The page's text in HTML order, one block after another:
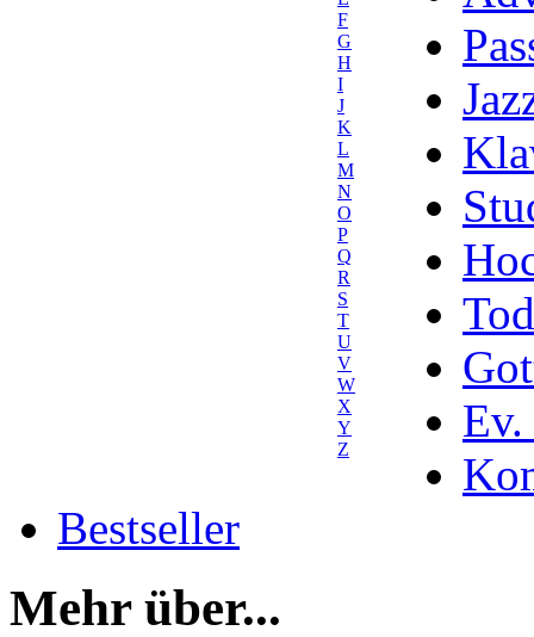
F
G
H
I
J
K
L
M
N
O
P
Q
R
S
T
U
V
W
X
Y
Z
Ev.
Bestseller
Mehr über...